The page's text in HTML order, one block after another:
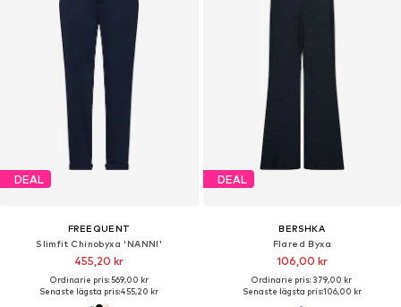
DEAL
FREEQUENT
Slimfit Chinobyxa 'NANNI'
455,20 kr
Ordinarie pris: 569,00 kr
Senaste lägsta pris:455,20 kr
DEAL
BERSHKA
Flared Byxa
106,00 kr
Ordinarie pris: 379,00 kr
Senaste lägsta pris:106,00 kr